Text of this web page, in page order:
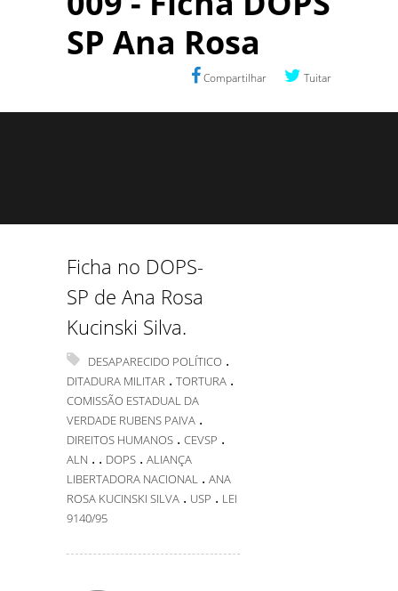
SP Ana Rosa
Compartilhar Tuitar
Ficha no DOPS-
SP de Ana Rosa
Kucinski Silva.
DESAPARECIDO POLÍTICO .
DITADURA MILITAR . TORTURA .
COMISSÃO ESTADUAL DA
VERDADE RUBENS PAIVA .
DIREITOS HUMANOS . CEVSP .
ALN . . DOPS . ALIANÇA
LIBERTADORA NACIONAL . ANA
ROSA KUCINSKI SILVA . USP . LEI
9140/95